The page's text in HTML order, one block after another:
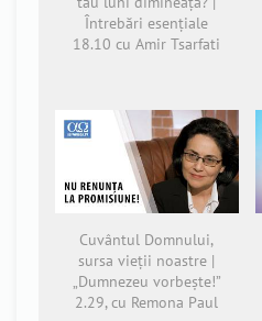
Întrebări esențiale
18.10 cu Amir Tsarfati
Cuvântul Domnului,
sursa vieții noastre |
„Dumnezeu vorbește!”
2.29, cu Remona Paul